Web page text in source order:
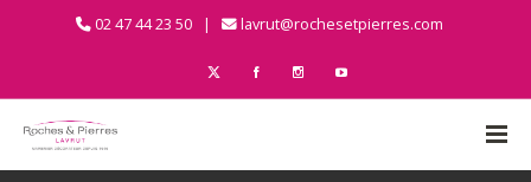
02 47 44 23 50 | lavrut@rochesetpierres.com